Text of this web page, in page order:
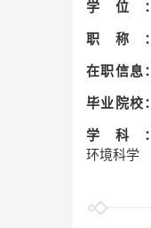
学位：
职称：
在职信息：
毕业院校：
学科：
环境科学